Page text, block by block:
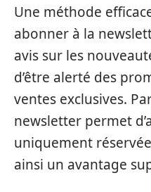
Une méthode
abonner à la
avis sur les
d’être alerté des
ventes exclusives.
newsletter permet
uniquement
ainsi un avantage